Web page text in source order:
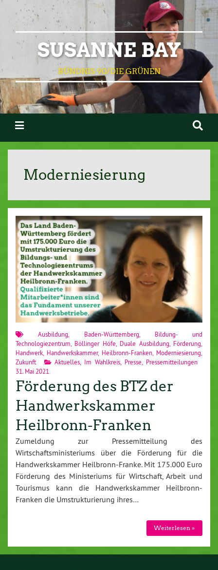
SUSANNE BAY
BÜNDNIS 90/DIE GRÜNEN
Moderniesierung
Ausbildung Baden-Württemberg
Bildung- und
Technologiezentrum
Böllinger Höfe Duale Ausbildung Förderung
Handwerk Handwerkskammer, Heilbronn-Franken Moderniesierung
Zukunft
Aktuelles Im Wahlkreis Presse
Pressemitteilungen
31. Mai 2021
Förderung des BTZ der
Handwerkskammer
Heilbronn-Franken
Zumeldung zur Pressemitteilung des
Wirtschaftsministeriums über die Förderung für die
Handwerkskammer Heilbronn-Franke. Mit 175.000 Euro
Förderung des Ministeriums für Wirtschaft, Arbeit und
Tourismus kann die Handwerkskammer Heilbronn-
Franken die Umstrukturierung ihres…
Weiterlesen »